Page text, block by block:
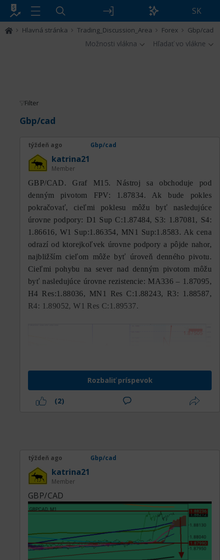
SK
Hlavná stránka Trading_Discussion_Area Forex Gbp/cad
Možnosti vlákna Hľadať vo vlákne
Filter
Gbp/cad
týždeň ago Gbp/cad
katrina21
Member
GBP/CAD. Graf M15. Nástroj sa obchoduje pod
denným pivotom FPV: 1.87834. Ak bude pokles
pokračovať, cieľmi poklesu môžu byť nasledujúce
úrovne podpory: D1 Sup C:1.87484, S3: 1.87081, S4:
1.86616, W1 Sup:1.86354, MN1 Sup:1.8583. Ak cena
odrazí od ktorejkoľvek úrovne podpory a pôjde nahor,
najbližším cieľom môže byť úroveň denného pivotu.
Cieľmi pohybu na sever nad denným pivotom môžu
byť nasledujúce úrovne rezistencie: МА336 – 1.87095,
H4 Res:1.88036, MN1 Res C:1.88243, R3: 1.88587,
R4: 1.89052, W1 Res C:1.89537.
Rozbaliť príspevok
(2)
týždeň ago Gbp/cad
katrina21
Member
GBP/CAD